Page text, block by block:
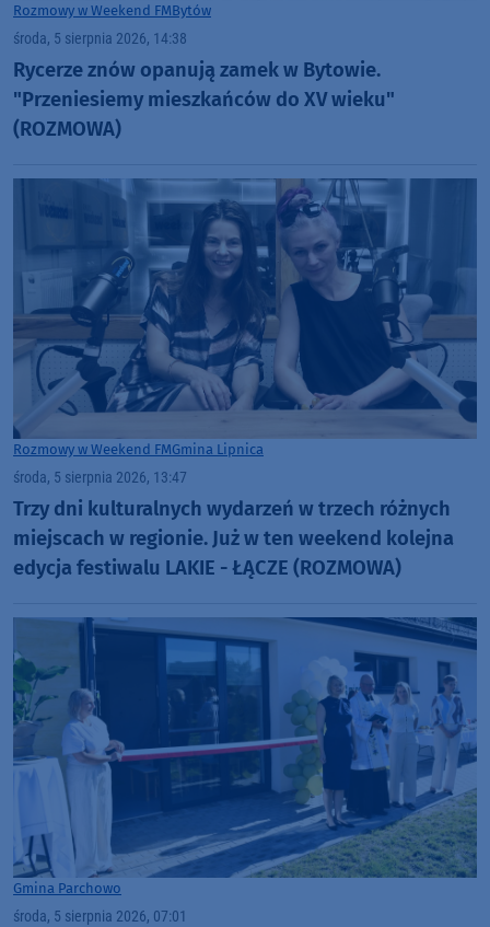
Rozmowy w Weekend FMBytów
środa, 5 sierpnia 2026, 14:38
Rycerze znów opanują zamek w Bytowie.
"Przeniesiemy mieszkańców do XV wieku"
(ROZMOWA)
Rozmowy w Weekend FMGmina Lipnica
środa, 5 sierpnia 2026, 13:47
Trzy dni kulturalnych wydarzeń w trzech różnych
miejscach w regionie. Już w ten weekend kolejna
edycja festiwalu LAKIE - ŁĄCZE (ROZMOWA)
Gmina Parchowo
środa, 5 sierpnia 2026, 07:01